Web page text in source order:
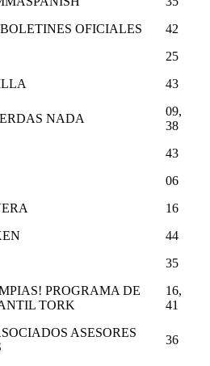
OFICIALES
42
25
43
NADA
09,
38
43
06
16
44
35
PROGRAMA DE
TORK
16,
41
ASESORES
36